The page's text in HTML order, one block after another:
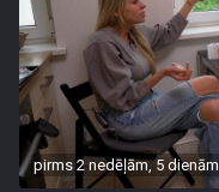
pirms 2 nedēļām, 5 dienām